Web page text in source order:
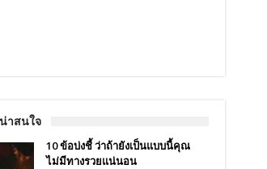
าสนใจ
10 ข้อบ่งชี้ ว่าถ้ายังเป็นแบบนี้คุณ
ไม่มีทางรวยแน่นอน